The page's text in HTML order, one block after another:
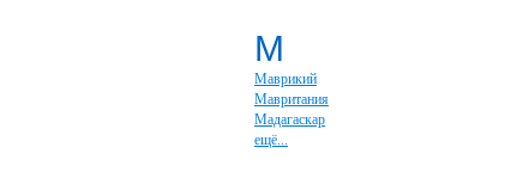
М
Маврикий
Мавритания
Мадагаскар
ещё...